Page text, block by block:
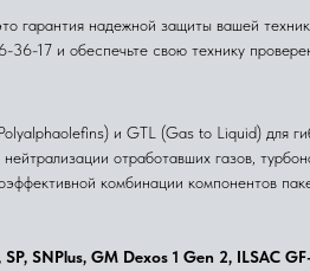
гарантия надежной защиты вашей
17 и обеспечьте свою технику
и GTL (Gas to Liquid) для
отработавших газов,
комбинации компонентов
SNPlus, GM Dexos 1 Gen 2, ILSAC